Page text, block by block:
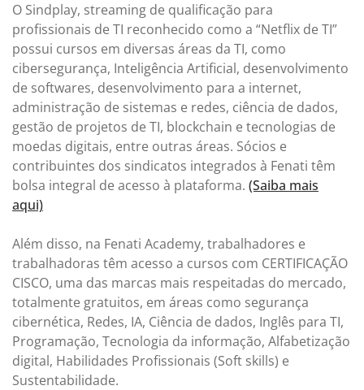
O Sindplay, streaming de qualificação para
profissionais de TI reconhecido como a “Netflix de TI”
possui cursos em diversas áreas da TI, como
cibersegurança, Inteligência Artificial, desenvolvimento
de softwares, desenvolvimento para a internet,
administração de sistemas e redes, ciência de dados,
gestão de projetos de TI, blockchain e tecnologias de
moedas digitais, entre outras áreas. Sócios e
contribuintes dos sindicatos integrados à Fenati têm
bolsa integral de acesso à plataforma. (Saiba mais
aqui)
Além disso, na Fenati Academy, trabalhadores e
trabalhadoras têm acesso a cursos com CERTIFICAÇÃO
CISCO, uma das marcas mais respeitadas do mercado,
totalmente gratuitos, em áreas como segurança
cibernética, Redes, IA, Ciência de dados, Inglês para TI,
Programação, Tecnologia da informação, Alfabetização
digital, Habilidades Profissionais (Soft skills) e
Sustentabilidade.